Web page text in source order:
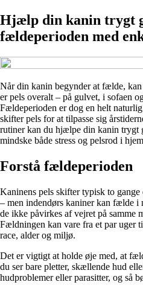
Hjælp din kanin trygt
fældeperioden med
Når din kanin begynder at fælde,
er pels overalt – på gulvet, i sofaen
Fældeperioden er dog en helt
skifter pels for at tilpasse sig
rutiner kan du hjælpe din kanin trygt
mindske både stress og pelsrod i
Forstå fældeperioden
Kaninens pels skifter typisk to
– men indendørs kaniner kan fælde i
de ikke påvirkes af vejret på samme
Fældningen kan vare fra et par uger
race, alder og miljø.
Det er vigtigt at holde øje med, at
du ser bare pletter, skællende hud
hudproblemer eller parasitter, og så